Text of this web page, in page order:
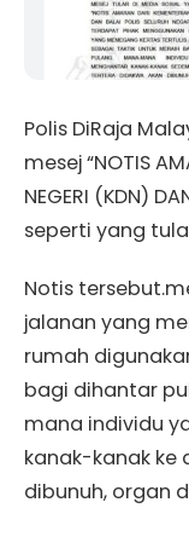
Polis DiRaja
mesej “NOTIS
NEGERI (KDN)
seperti yang
Notis
jalanan yang
rumah
bagi dihantar
mana individu
kanak-kanak
dibunuh, organ